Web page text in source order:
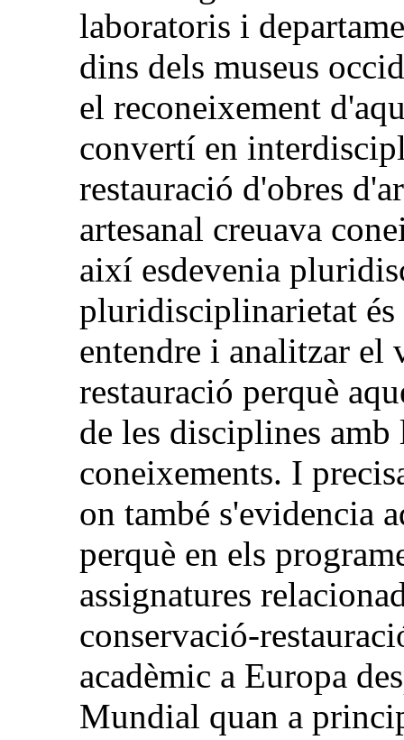
laboratoris i
dins dels museus
el reconeixement
convertí en
restauració d'obres
artesanal creuava
així esdevenia
pluridisciplinarietat és
entendre i analitzar el
restauració perquè
de les disciplines
coneixements. I
on també s'evidencia
perquè en els
assignatures
conservació-
acadèmic a Europa
Mundial quan a